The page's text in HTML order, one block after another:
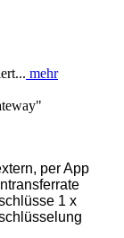
mehr
per App
1 x